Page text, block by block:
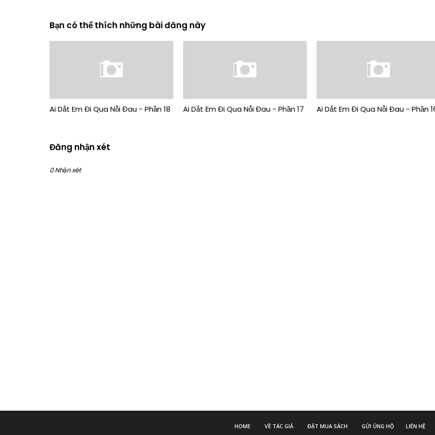
Bạn có thể thích những bài đăng này
Ai Dắt Em Đi Qua Nỗi Đau - Phần 18 Ai Dắt Em Đi Qua Nỗi Đau - Phần 17 Ai Dắt Em Đi Qua Nỗi Đau - Phần
Đăng nhận xét
0 Nhận xét
HOME VỀ TÁC GIẢ ĐẶT MUA SÁCH GỬI ỦNG HỘ LIÊN HỆ